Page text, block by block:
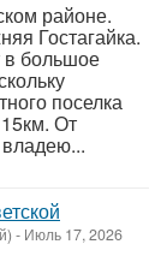
районе.
Гостагайка.
в большое
поселка
От
- Июль 17, 2026